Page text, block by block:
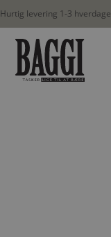
Hurtig levering 1-3 hverdage
BAGGI